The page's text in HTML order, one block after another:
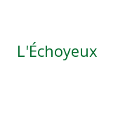
L'Échoyeux